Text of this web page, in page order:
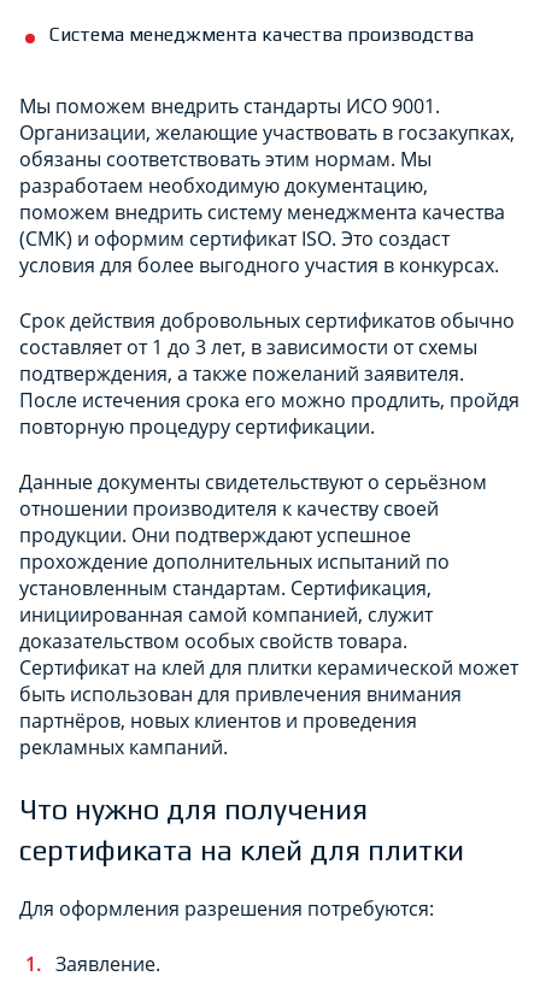
Система менеджмента качества производства
Мы поможем внедрить стандарты ИСО 9001.
Организации, желающие участвовать в госзакупках,
обязаны соответствовать этим нормам. Мы
разработаем необходимую документацию,
поможем внедрить систему менеджмента качества
(СМК) и оформим сертификат ISO. Это создаст
условия для более выгодного участия в конкурсах.
Срок действия добровольных сертификатов обычно
составляет от 1 до 3 лет, в зависимости от схемы
подтверждения, а также пожеланий заявителя.
После истечения срока его можно продлить, пройдя
повторную процедуру сертификации.
Данные документы свидетельствуют о серьёзном
отношении производителя к качеству своей
продукции. Они подтверждают успешное
прохождение дополнительных испытаний по
установленным стандартам. Сертификация,
инициированная самой компанией, служит
доказательством особых свойств товара.
Сертификат на клей для плитки керамической может
быть использован для привлечения внимания
партнёров, новых клиентов и проведения
рекламных кампаний.
Что нужно для получения
сертификата на клей для плитки
Для оформления разрешения потребуются:
Заявление.